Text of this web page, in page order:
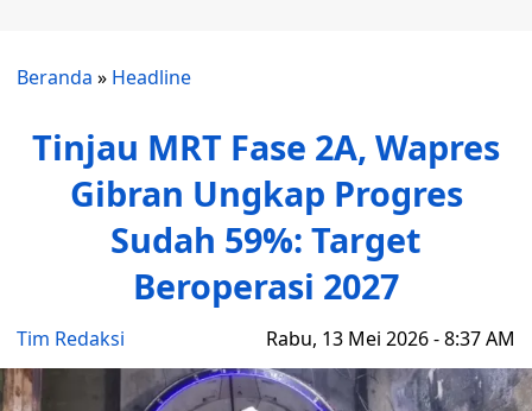
Beranda » Headline
Tinjau MRT Fase 2A, Wapres
Gibran Ungkap Progres
Sudah 59%: Target
Beroperasi 2027
Tim Redaksi Rabu, 13 Mei 2026 - 8:37 AM